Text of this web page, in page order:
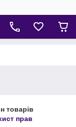
товарів
прав